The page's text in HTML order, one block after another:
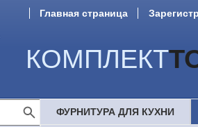
Главная страница
КОМПЛЕКТ
ФУРНИТУРА ДЛЯ КУХНИ